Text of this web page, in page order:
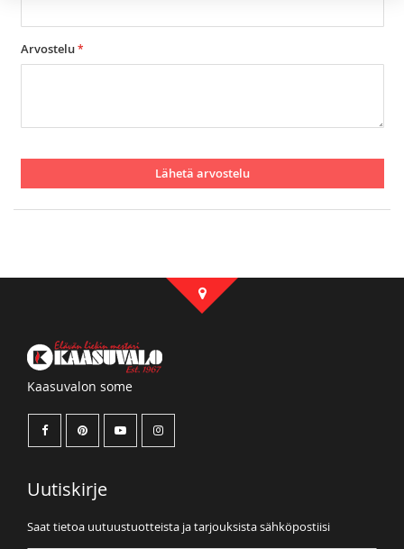
Arvostelu
Lähetä arvostelu
Kaasuvalon some
Uutiskirje
Saat tietoa uutuustuotteista ja tarjouksista sähköpostiisi